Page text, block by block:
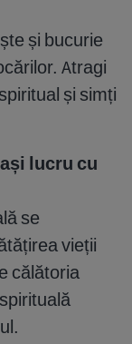
și bucurie
Atragi
și simți
lucru cu
se
vieții
călătoria